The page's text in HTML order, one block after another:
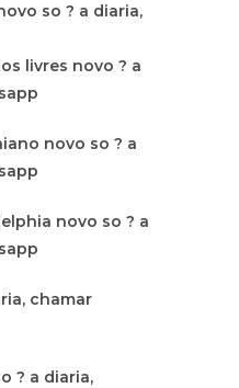
so ? a diaria,
livres novo ? a
novo so ? a
novo so ? a
chamar
? a diaria,